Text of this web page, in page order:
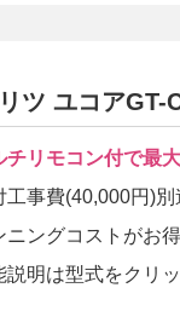
ツ ユコアGT-
チリモコン付で最
工事費(40,000円)別
ニングコストがお
説明は型式をクリ